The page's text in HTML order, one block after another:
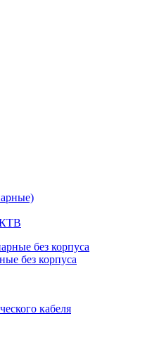
КТВ
без корпуса
без корпуса
кабеля